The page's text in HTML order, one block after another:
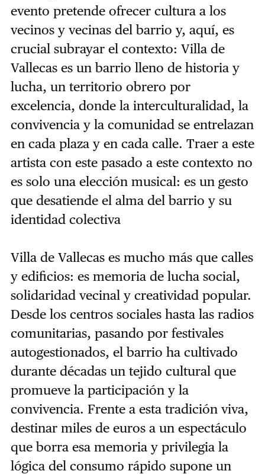
evento pretende ofrecer cultura a los
vecinos y vecinas del barrio y, aquí, es
crucial subrayar el contexto: Villa de
Vallecas es un barrio lleno de historia y
lucha, un territorio obrero por
excelencia, donde la interculturalidad, la
convivencia y la comunidad se entrelazan
en cada plaza y en cada calle. Traer a este
artista con este pasado a este contexto no
es solo una elección musical: es un gesto
que desatiende el alma del barrio y su
identidad colectiva
Villa de Vallecas es mucho más que calles
y edificios: es memoria de lucha social,
solidaridad vecinal y creatividad popular.
Desde los centros sociales hasta las radios
comunitarias, pasando por festivales
autogestionados, el barrio ha cultivado
durante décadas un tejido cultural que
promueve la participación y la
convivencia. Frente a esta tradición viva,
destinar miles de euros a un espectáculo
que borra esa memoria y privilegia la
lógica del consumo rápido supone un